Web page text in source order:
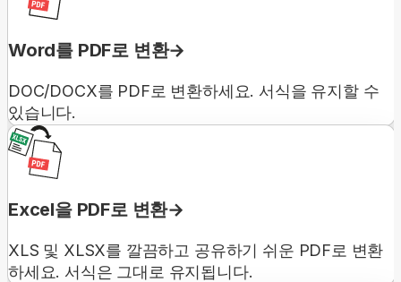
Word를 PDF로 변환
DOC/DOCX를 PDF로 변환하세요. 서식을 유지할 수
있습니다.
Excel을 PDF로 변환
XLS 및 XLSX를 깔끔하고 공유하기 쉬운 PDF로 변환
하세요. 서식은 그대로 유지됩니다.